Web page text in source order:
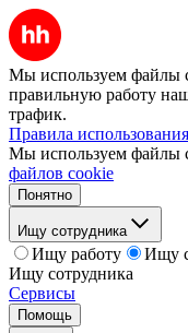
Мы используем файлы
правильную работу
трафик.
Правила
Мы используем файлы
файлов cookie
Понятно
Ищу сотрудника
Ищу работу
Ищу
Ищу сотрудника
Сервисы
Помощь